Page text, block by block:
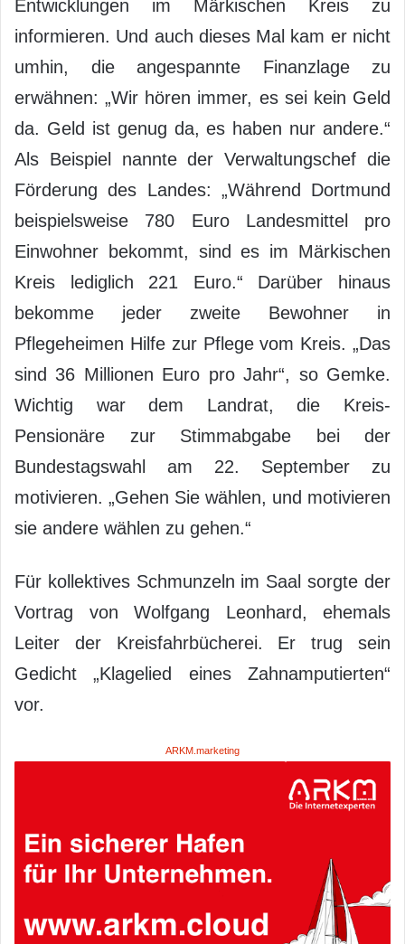
Entwicklungen im Märkischen Kreis zu
informieren. Und auch dieses Mal kam er nicht
umhin, die angespannte Finanzlage zu
erwähnen: „Wir hören immer, es sei kein Geld
da. Geld ist genug da, es haben nur andere.“
Als Beispiel nannte der Verwaltungschef die
Förderung des Landes: „Während Dortmund
beispielsweise 780 Euro Landesmittel pro
Einwohner bekommt, sind es im Märkischen
Kreis lediglich 221 Euro.“ Darüber hinaus
bekomme jeder zweite Bewohner in
Pflegeheimen Hilfe zur Pflege vom Kreis. „Das
sind 36 Millionen Euro pro Jahr“, so Gemke.
Wichtig war dem Landrat, die Kreis-
Pensionäre zur Stimmabgabe bei der
Bundestagswahl am 22. September zu
motivieren. „Gehen Sie wählen, und motivieren
sie andere wählen zu gehen.“
Für kollektives Schmunzeln im Saal sorgte der
Vortrag von Wolfgang Leonhard, ehemals
Leiter der Kreisfahrbücherei. Er trug sein
Gedicht „Klagelied eines Zahnamputierten“
vor.
ARKM.marketing